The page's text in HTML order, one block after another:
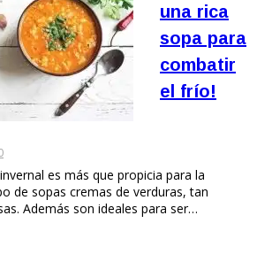
una rica
sopa para
combatir
el frío!
es más que propicia para la
de sopas cremas de verduras, tan
Además son ideales para ser…